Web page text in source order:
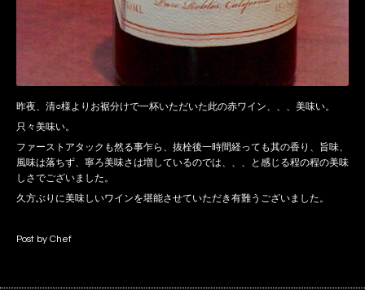
昨夜、清○様よりお裾分けで一杯いただいた此の赤ワイン、、、美味い。
只々美味い。
ファーストアタックも然る事乍ら、抜栓後一時間経っても其の香り、旨味、
風味は落ちず、寧ろ美味さは増しているのでは、、、と感じる程の程の美味
しさでございました。
久方ぶりに美味しいワインを堪能させていただき有難うございました。
Post by Chef